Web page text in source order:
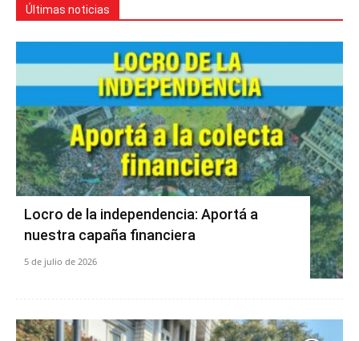
Últimas noticias
Locro de la independencia: Aportá a
nuestra capaña financiera
5 de julio de 2026